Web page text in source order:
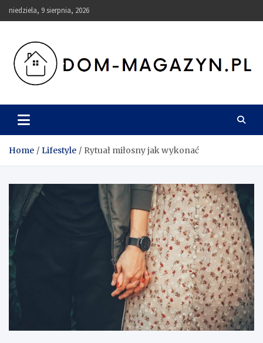
Skip
to
niedziela, 9 sierpnia, 2026
Dom-Magazyn.pl
Home Lifestyle Rytuał miłosny jak wykonać